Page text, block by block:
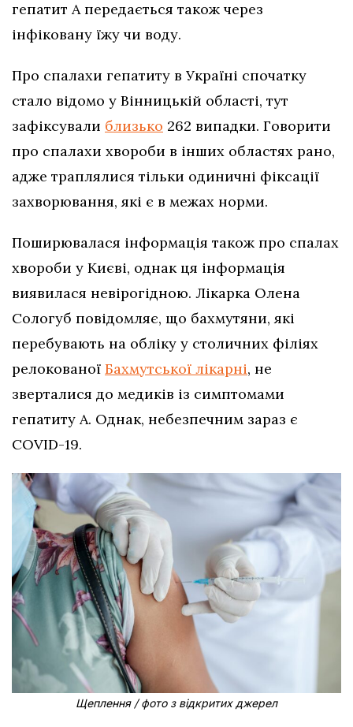
гепатит А передається також через
інфіковану їжу чи воду.
Про спалахи гепатиту в Україні спочатку
стало відомо у Вінницькій області, тут
зафіксували близько 262 випадки. Говорити
про спалахи хвороби в інших областях рано,
адже траплялися тільки одиничні фіксації
захворювання, які є в межах норми.
Поширювалася інформація також про спалах
хвороби у Києві, однак ця інформація
виявилася невірогідною. Лікарка Олена
Сологуб повідомляє, що бахмутяни, які
перебувають на обліку у столичних філіях
релокованої Бахмутської лікарні, не
зверталися до медиків із симптомами
гепатиту А. Однак, небезпечним зараз є
COVID-19.
Щеплення / фото з відкритих джерел